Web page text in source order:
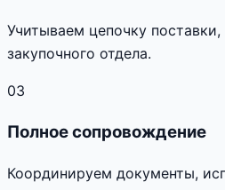
Учитываем цепочку
закупочного отдела.
03
Полное сопровождение
Координируем документы,